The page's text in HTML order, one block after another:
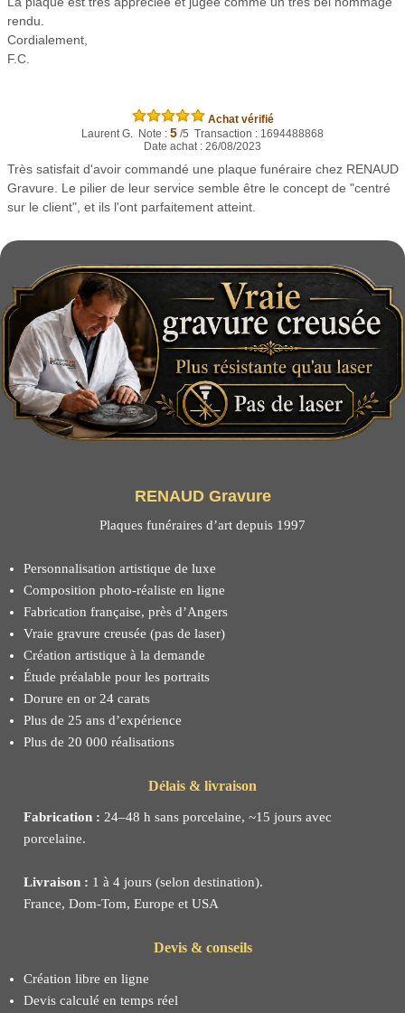
rendu.
Cordialement,
F.C.
Achat vérifié
Laurent G. Note : 5 /5 Transaction : 1694488868
Date achat : 26/08/2023
Très satisfait d'avoir commandé une plaque funéraire chez RENAUD
Gravure. Le pilier de leur service semble être le concept de "centré
sur le client", et ils l'ont parfaitement atteint.
RENAUD Gravure
Plaques funéraires d’art depuis 1997
Personnalisation artistique de luxe
Composition photo-réaliste en ligne
Fabrication française, près d’Angers
Vraie gravure creusée (pas de laser)
Création artistique à la demande
Étude préalable pour les portraits
Dorure en or 24 carats
Plus de 25 ans d’expérience
Plus de 20 000 réalisations
Délais & livraison
Fabrication : 24–48 h sans porcelaine, ~15 jours avec
porcelaine.
Livraison : 1 à 4 jours (selon destination).
France, Dom-Tom, Europe et USA
Devis & conseils
Création libre en ligne
Devis calculé en temps réel